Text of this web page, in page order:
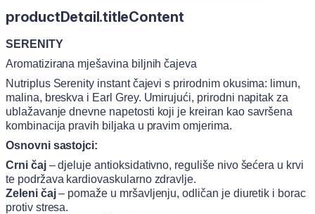
productDetail.titleContent
SERENITY
Aromatizirana mješavina biljnih čajeva
Nutriplus Serenity instant čajevi s prirodnim okusima: limun,
malina, breskva i Earl Grey. Umirujući, prirodni napitak za
ublažavanje dnevne napetosti koji je kreiran kao savršena
kombinacija pravih biljaka u pravim omjerima.
Osnovni sastojci:
Crni čaj– djeluje antioksidativno, reguliše nivo šećera u krvi
te podržava kardiovaskularno zdravlje.
Zeleni čaj– pomaže u mršavljenju, odličan je diuretik i borac
protiv stresa.